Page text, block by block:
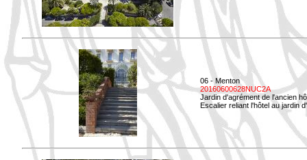
06 - Menton
20160600628NUC2A
Jardin d'agrément de l'ancien
Escalier reliant l'hôtel au jardin